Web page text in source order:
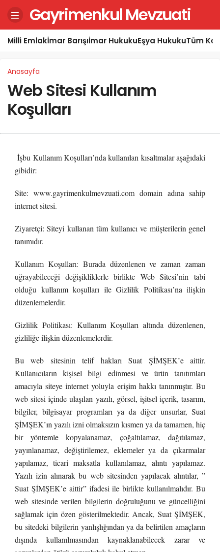
Gayrimenkul Mevzuati
Milli Emlakİmar Barışıİmar HukukuEşya HukukuTüm
Anasayfa
Web Sitesi Kullanım
Koşulları
İşbu Kullanım Koşulları’nda kullanılan kısaltmalar aşağıdaki
gibidir:
Site: www.gayrimenkulmevzuati.com domain adına sahip
internet sitesi.
Ziyaretçi: Siteyi kullanan tüm kullanıcı ve müşterilerin genel
tanımıdır.
Kullanım Koşulları: Burada düzenlenen ve zaman zaman
uğrayabileceği değişikliklerle birlikte Web Sitesi’nin tabi
olduğu kullanım koşulları ile Gizlilik Politikası’na ilişkin
düzenlemelerdir.
Gizlilik Politikası: Kullanım Koşulları altında düzenlenen,
gizliliğe ilişkin düzenlemelerdir.
Bu web sitesinin telif hakları Suat ŞİMŞEK’e aittir.
Kullanıcıların kişisel bilgi edinmesi ve ürün tanıtımları
amacıyla siteye internet yoluyla erişim hakkı tanınmıştır. Bu
web sitesi içinde ulaşılan yazılı, görsel, işitsel içerik, tasarım,
bilgiler, bilgisayar programları ya da diğer unsurlar, Suat
ŞİMŞEK’ın yazılı izni olmaksızın kısmen ya da tamamen, hiç
bir yöntemle kopyalanamaz, çoğaltılamaz, dağıtılamaz,
yayınlanamaz, değiştirilemez, eklemeler ya da çıkarmalar
yapılamaz, ticari maksatla kullanılamaz, alıntı yapılamaz.
Yazılı izin alınarak bu web sitesinden yapılacak alıntılar, ”
Suat ŞİMŞEK’e aittir” ifadesi ile birlikte kullanılmalıdır. Bu
web sitesinde verilen bilgilerin doğruluğunu ve güncelliğini
sağlamak için özen gösterilmektedir. Ancak, Suat ŞİMŞEK,
bu sitedeki bilgilerin yanlışlığından ya da belirtilen amaçların
dışında kullanılmasından kaynaklanabilecek zarar ve